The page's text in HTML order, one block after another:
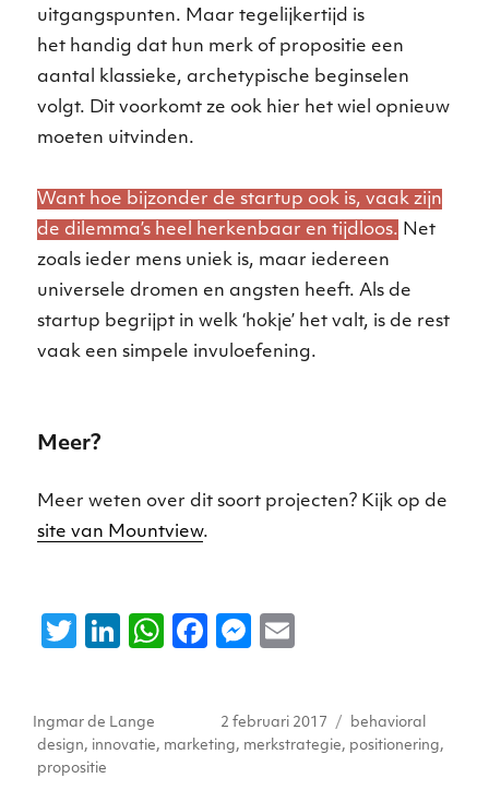
uitgangspunten. Maar tegelijkertijd is
het handig dat hun merk of propositie een
aantal klassieke, archetypische beginselen
volgt. Dit voorkomt ze ook hier het wiel opnieuw
moeten uitvinden.
Want hoe bijzonder de startup ook is, vaak zijn
de dilemma’s heel herkenbaar en tijdloos. Net
zoals ieder mens uniek is, maar iedereen
universele dromen en angsten heeft. Als de
startup begrijpt in welk ‘hokje’ het valt, is de rest
vaak een simpele invuloefening.
Meer?
Meer weten over dit soort projecten? Kijk op de
site van Mountview.
T
te
r
Li
e
W
ts
F
e
M
e
l
Auteur
Ingmar de Lange
Geplaatst
op
2 februari 2017 Tags
behavioral
design, innovatie, marketing, merkstrategie, positionering,
propositie